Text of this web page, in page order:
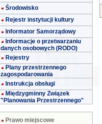
Środowisko
Rejestr instytucji kultury
Informator Samorządowy
Informacje o przetwarzaniu
danych osobowych (RODO)
Rejestry
Plany przestrzennego
zagospodarowania
Instrukcja obsługi
Międzygminny Związek
"Planowania Przestrzennego"
Prawo miejscowe